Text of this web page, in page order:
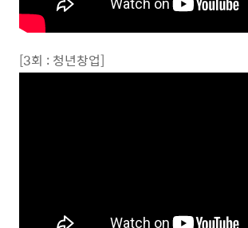
[3회 : 청년창업]